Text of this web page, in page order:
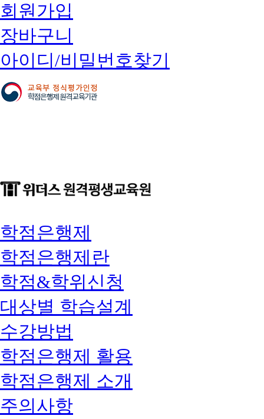
회원가입
장바구니
아이디/비밀번호찾기
학점은행제
학점은행제란
학점&학위신청
대상별 학습설계
수강방법
학점은행제 활용
학점은행제 소개
주의사항